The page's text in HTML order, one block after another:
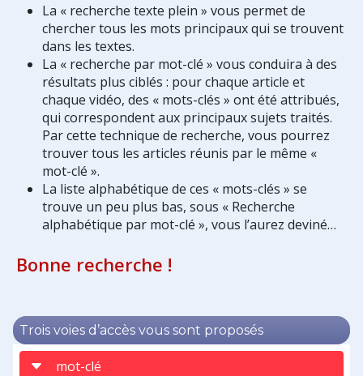
La « recherche texte plein » vous permet de
chercher tous les mots principaux qui se trouvent
dans les textes.
La « recherche par mot-clé » vous conduira à des
résultats plus ciblés : pour chaque article et
chaque vidéo, des « mots-clés » ont été attribués,
qui correspondent aux principaux sujets traités.
Par cette technique de recherche, vous pourrez
trouver tous les articles réunis par le même «
mot-clé ».
La liste alphabétique de ces « mots-clés » se
trouve un peu plus bas, sous « Recherche
alphabétique par mot-clé », vous l’aurez deviné…
Bonne recherche !
Trois voies d’accès vous sont proposés
mot-clé